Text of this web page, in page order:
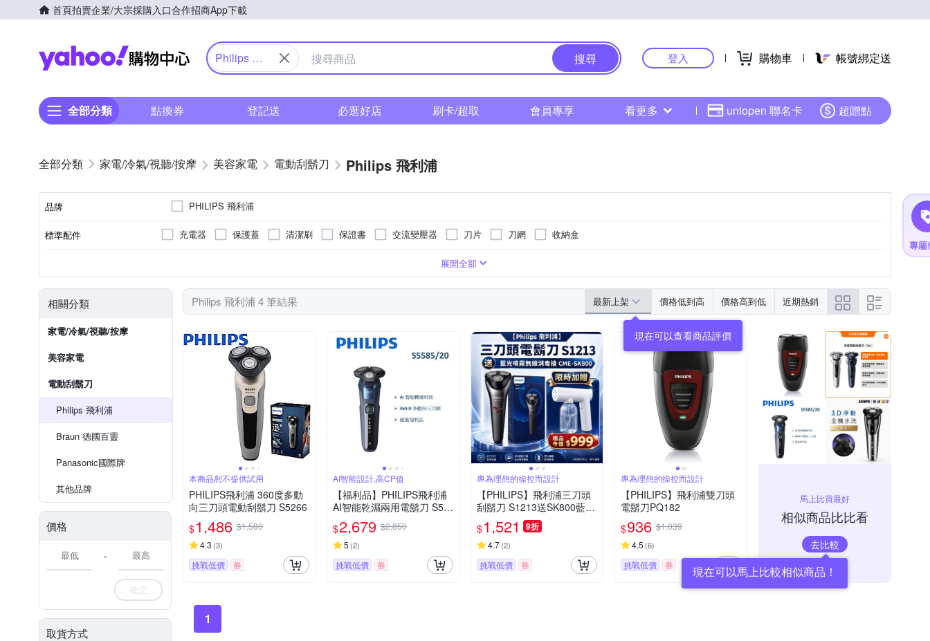
首頁拍賣企業/大宗採購入口合作招商App下載
Yahoo購物中心
Philips 飛
搜尋 登入 購物車 帳號綁定送
全部分類 點換券 登記送 必逛好店 刷卡/超取 會員專享 看更多 uniopen 聯名卡 超贈點
家電/冷氣/視聽/按摩 美容家電 電動刮鬍刀 Philips 飛利浦
品牌 PHILIPS 飛利浦
標準配件 充電器 保護蓋 清潔刷 保證書 交流變壓器 刀片 刀網 收納盒
展開全部
相關分類
家電/冷氣/視聽/按摩
美容家電
電動刮鬍刀
Philips 飛利浦
Braun 德國百靈
Panasonic國際牌
其他品牌
價格
-
確定
取貨方式
Philips 飛利浦 4 筆結果 最新上架 價格低到高 價格高到低 近期熱銷
現在可以查看商品評價
本商品恕不提供試用
PHILIPS飛利浦 360度多動
向三刀頭電動刮鬍刀 S5266
$1,486 $1,580
4.3 (3)
挑戰低價 券
AI智能設計,高CP值
【福利品】PHILIPS飛利浦
AI智能乾濕兩用電鬍刀 S55
85/20 (一年保固)
$2,679 $2,850
5 (2)
挑戰低價 券
專為理想的操控而設計
【PHILIPS】飛利浦三刀頭
刮鬍刀 S1213送SK800藍光
噴霧槍
$1,521 9折
4.7(2)
挑戰低價 券
專為理想的操控而設計
【PHILIPS】飛利浦雙刀頭
電鬍刀PQ182
$936 $1,039
4.5 (6)
挑戰低價 券
馬上比買最好
相似商品比比看
去比較
現在可以馬上比較相似商品！
1